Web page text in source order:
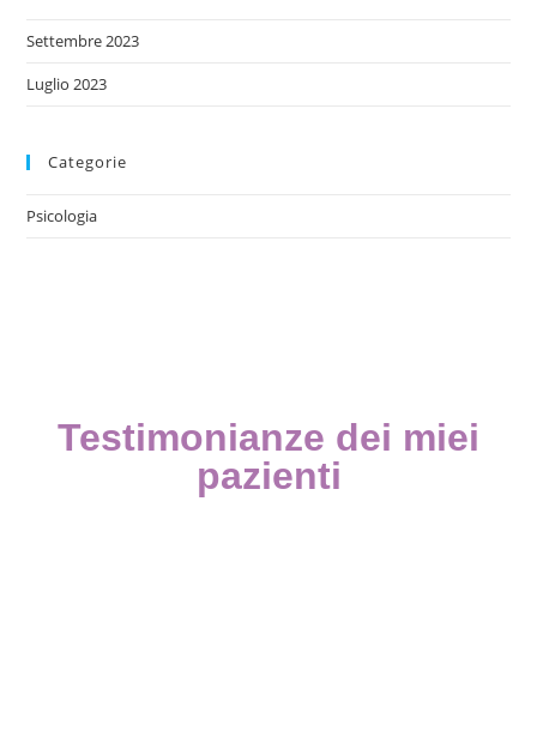
Settembre 2023
Luglio 2023
Categorie
Psicologia
Testimonianze dei miei
pazienti